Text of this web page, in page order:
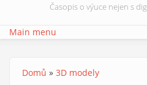
Časopis o výuce nejen s
Main menu
Jste zde
Domů » 3D modely